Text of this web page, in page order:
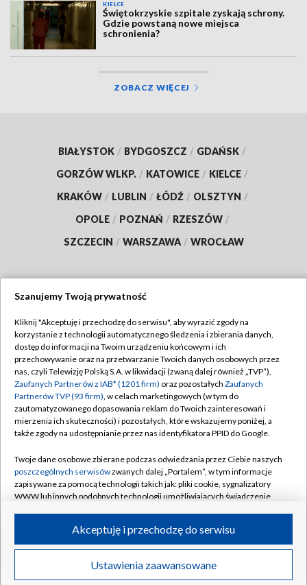
KIELCE
Świętokrzyskie szpitale zyskają schrony.
Gdzie powstaną nowe miejsca
schronienia?
ZOBACZ WIĘCEJ
BIAŁYSTOK / BYDGOSZCZ / GDAŃSK /
GORZÓW WLKP. / KATOWICE / KIELCE /
KRAKÓW / LUBLIN / ŁÓDŹ / OLSZTYN /
OPOLE / POZNAŃ / RZESZÓW /
SZCZECIN / WARSZAWA / WROCŁAW
TVP
Abonament TVP
Emisja w TVP
Centrum informacji TVP
Naziemna Telewizja Cyfrowa
Rada Programowa
System NOS
Informacje o nadawcy
Program dla prasy
Ogłoszenie przetargowe
Regulamin TVP
Polityka prywatności
Moje zgody
Pomoc
Kontakt
Kanały
©2026 Telewizja Polska S.A. w likwidacji
Szanujemy Twoją prywatność
Kliknij "Akceptuję i przechodzę do serwisu", aby wyrazić zgody na
korzystanie z technologii automatycznego śledzenia i zbierania danych,
dostęp do informacji na Twoim urządzeniu końcowym i ich
przechowywanie oraz na przetwarzanie Twoich danych osobowych przez
nas, czyli Telewizję Polską S.A. w likwidacji (zwaną dalej również „TVP”),
Zaufanych Partnerów z IAB* (1201 firm) oraz pozostałych Zaufanych
Partnerów TVP (93 firm), w celach marketingowych (w tym do
zautomatyzowanego dopasowania reklam do Twoich zainteresowań i
mierzenia ich skuteczności) i pozostałych, które wskazujemy poniżej, a
także zgody na udostępnianie przez nas identyfikatora PPID do Google.
Twoje dane osobowe zbierane podczas odwiedzania przez Ciebie naszych
poszczególnych serwisówzwanych dalej „Portalem”, w tym informacje
zapisywane za pomocą technologii takich jak: pliki cookie, sygnalizatory
WWW lub innych podobnych technologii umożliwiających świadczenie
ruchu w Internecie.
Twoje dane osobowe zbierane podczas odwiedzania przez Ciebie
poszczególnych serwisówna Portalu, takie jak adresy IP, identyfikatory
Ustawienia zaawansowane
Akceptuję i przechodzę do serwisu